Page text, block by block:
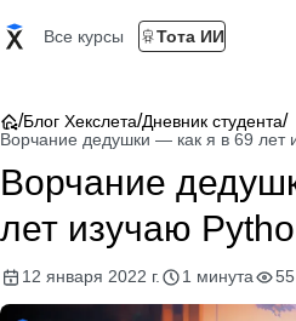
Все курсы Тота ИИ
/Блог Хекслета/Дневник студента/
Ворчание дедушки — как я в 69 лет
Ворчание
лет изучаю
12 января 2022 г. 1 минута 55